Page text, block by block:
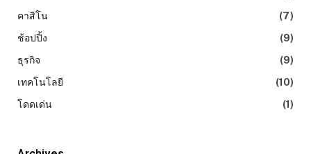
คาสิโน
(7)
ช้อปปิ้ง
(9)
ธุรกิจ
(9)
เทคโนโลยี
(10)
โดดเด่น
(1)